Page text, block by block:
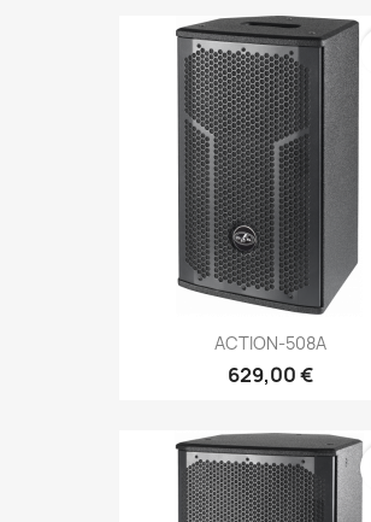
ACTION-508A
629,00 €